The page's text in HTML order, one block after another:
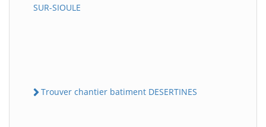
SUR-SIOULE
Trouver chantier batiment DESERTINES